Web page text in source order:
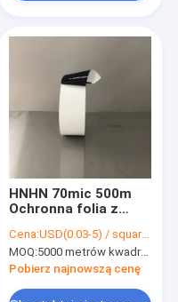
HNHN 70mic 500m
Ochronna folia z
sztucznego do
metalu Rolki PPGI
PPGL do motoryzacji
Cena:USD(0.03-5) / square meter
MOQ:5000 metrów kwadratowych, 10000 metrów kwadratowych z nadrukiem
Pobierz najnowszą cenę